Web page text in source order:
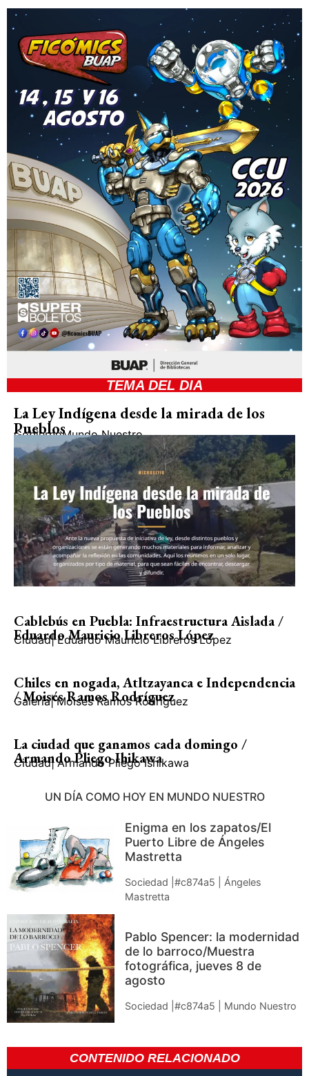
TEMA DEL DIA
La Ley Indígena desde la mirada de los
Pueblos
GobiernoMundo Nuestro
Cablebús en Puebla: Infraestructura Aislada /
Eduardo Mauricio Libreros López
Ciudad| Eduardo Mauricio Libreros López
Chiles en nogada, Atltzayanca e Independencia
/ Moisés Ramos Rodríguez
Galería| Moisés Ramos Rodríguez
La ciudad que ganamos cada domingo /
Armando Pliego Ihikawa
Ciudad| Armando Pliego Ishikawa
UN DÍA COMO HOY EN MUNDO NUESTRO
Enigma en los zapatos/El
Puerto Libre de Ángeles
Mastretta
Sociedad |#c874a5 | Ángeles
Mastretta
Pablo Spencer: la modernidad
de lo barroco/Muestra
fotográfica, jueves 8 de
agosto
Sociedad |#c874a5 | Mundo Nuestro
CONTENIDO RELACIONADO